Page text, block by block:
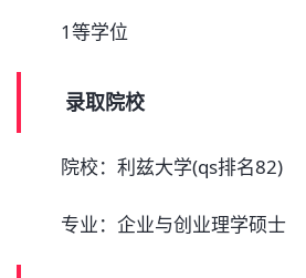
1等学位
录取院校
院校：利兹大学(qs排名82)
专业：企业与创业理学硕士